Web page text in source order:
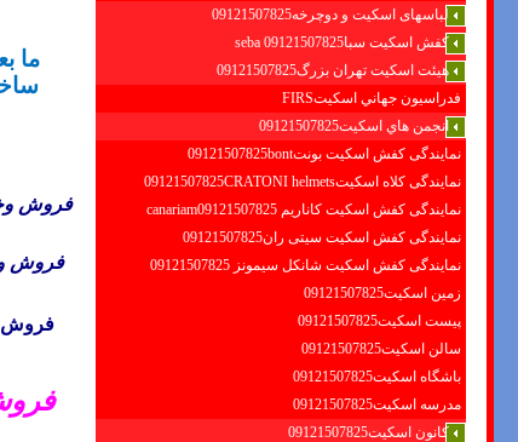
لباسهای اسکیت و دوچرخه09121507825
کفش اسکیت سبا09121507825 seba
هیئت اسکیت تهران بزرگ09121507825
فدراسيون جهاني اسكيتFIRS
انجمن هاي اسكيت09121507825
نمایندگی کفش اسکیت بونت09121507825bont
نمایندگی کلاه اسکیت09121507825CRATONI helmets
نمایندگی کفش اسکیت كاناريم canariam09121507825
نمایندگی کفش اسکیت سیتی ران09121507825
نمایندگی کفش اسکیت شانكل سيمونز 09121507825
زمین اسکیت09121507825
پیست اسکیت09121507825
سالن اسکیت09121507825
باشگاه اسکیت09121507825
مدرسه اسکیت09121507825
کانون اسکیت09121507825
ما
فروش
فروش
فروش